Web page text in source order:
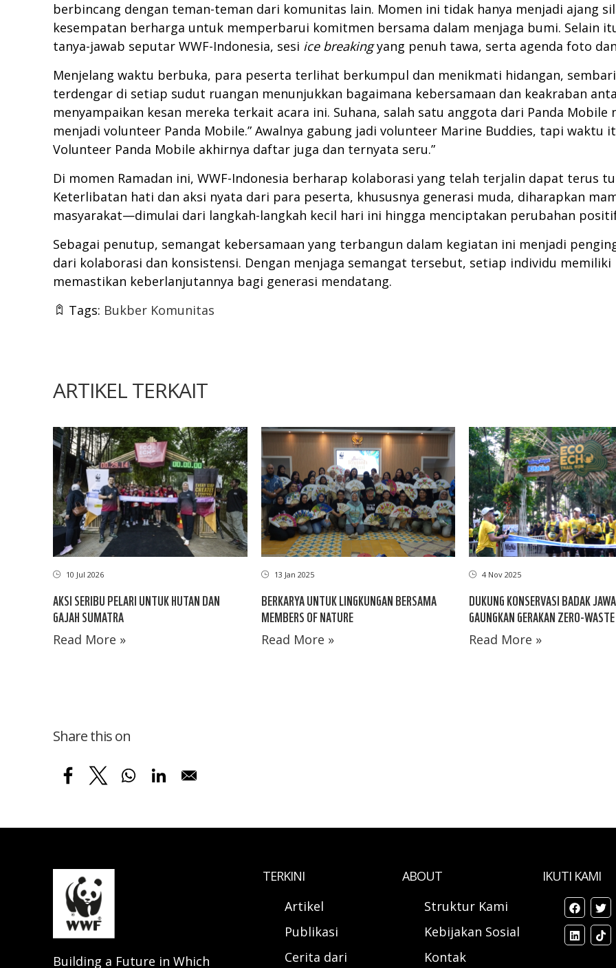
berbincang dengan teman-teman dari komunitas lain. Momen ini tidak hanya menjadi ajang
kesempatan berharga untuk memperbarui komitmen bersama dalam menjaga bumi. Selain
tanya-jawab seputar WWF-Indonesia, sesi ice breakingyang penuh tawa, serta agenda foto
Menjelang waktu berbuka, para peserta terlihat berkumpul dan menikmati hidangan,
terdengar di setiap sudut ruangan menunjukkan bagaimana kebersamaan dan keakraban
menyampaikan kesan mereka terkait acara ini. Suhana, salah satu anggota dari Panda Mobile
menjadi volunteer Panda Mobile.” Awalnya gabung jadi volunteer Marine Buddies, tapi waktu
Volunteer Panda Mobile akhirnya daftar juga dan ternyata seru.”
Di momen Ramadan ini, WWF-Indonesia berharap kolaborasi yang telah terjalin dapat terus
Keterlibatan hati dan aksi nyata dari para peserta, khususnya generasi muda, diharapkan
masyarakat—dimulai dari langkah-langkah kecil hari ini hingga menciptakan perubahan
Sebagai penutup, semangat kebersamaan yang terbangun dalam kegiatan ini menjadi
dari kolaborasi dan konsistensi. Dengan menjaga semangat tersebut, setiap individu
memastikan keberlanjutannya bagi generasi mendatang.
Tags: Bukber Komunitas
ARTIKEL TERKAIT
10 Jul 2026
AKSI SERIBU PELARI UNTUK HUTAN DAN
GAJAH SUMATRA
Read More »
13 Jan 2025
BERKARYA UNTUK LINGKUNGAN BERSAMA
MEMBERS OF NATURE
Read More »
4 Nov 2025
DUKUNG KONSERVASI BADAK
GAUNGKAN GERAKAN ZERO-WASTE
Read More »
Share this on
Building a Future in Which
TERKINI
Artikel
Publikasi
Cerita dari
ABOUT
Struktur Kami
Kebijakan Sosial
Kontak
IKUTI KAMI